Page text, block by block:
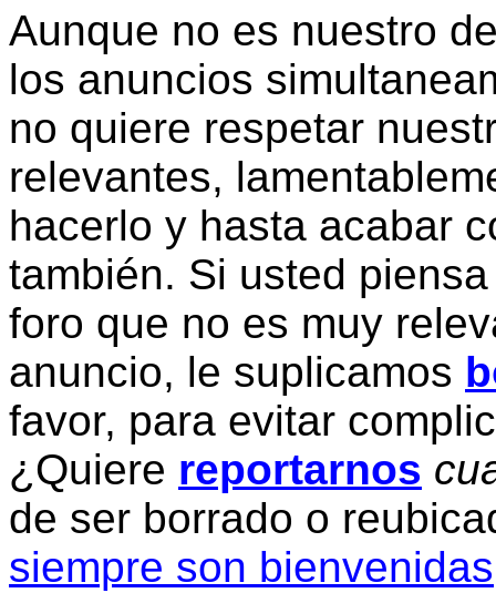
Aunque no es nuestro
los anuncios
no quiere respetar
relevantes,
hacerlo y hasta acabar
también. Si usted
foro que no es muy
anuncio, le suplicamos
favor, para evitar
¿Quiere reportarnos
de ser borrado o
siempre son bienvenidas